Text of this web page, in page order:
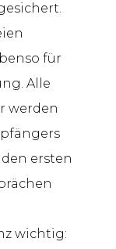
für
Alle
werden
ersten
wichtig: